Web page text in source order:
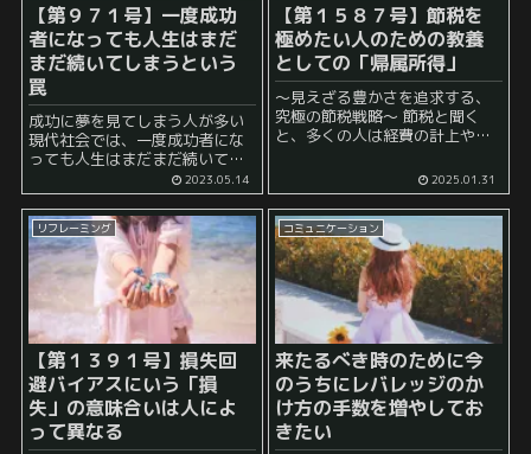
【第９７１号】一度成功
者になっても人生はまだ
まだ続いてしまうという
罠
成功に夢を見てしまう人が多い
現代社会では、一度成功者にな
っても人生はまだまだ続いてし
まうことを忘れがちです。 人生
１００年時代を甘く見てはいけ
ないでしょう。 確かに成功は素
晴らしいことですが、成功者に
なることが目的ではなく、そ...
2023.05.14
【第１５８７号】節税を
極めたい人のための教養
としての「帰属所得」
～見えざる豊かさを追求する、
究極の節税戦略～ 節税と聞く
と、多くの人は経費の計上や損
どを思い浮かべるでしょう。 確
かに、これらは有効な節税手段
ですが、いずれも「目に見える
お金」の動きを調整する、いわ...
2025.01.31
リフレーミング
【第１３９１号】損失回
避バイアスにいう「損
失」の意味合いは人によ
って異なる
コミュニケーション
来たるべき時のために今
のうちにレバレッジのか
け方の手数を増やしてお
きたい